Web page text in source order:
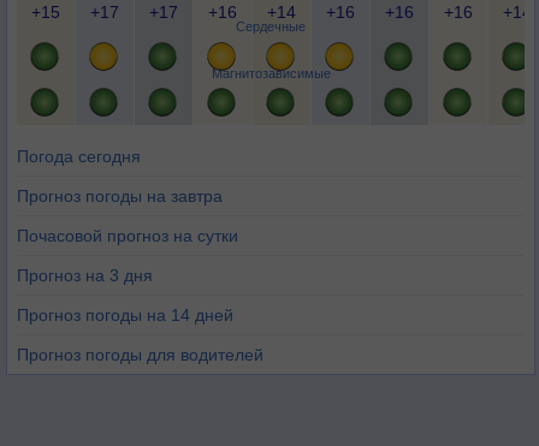
Сердечные
Магнитозависимые
+15 +17 +17 +16 +14 +16 +16 +16 +14
Погода сегодня
Прогноз погоды на завтра
Почасовой прогноз на сутки
Прогноз на 3 дня
Прогноз погоды на 14 дней
Прогноз погоды для водителей